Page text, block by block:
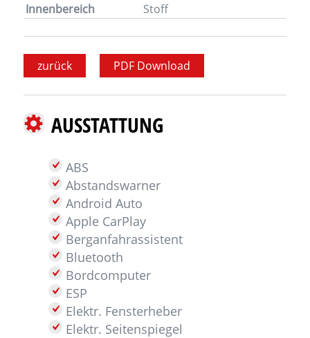
Innenbereich
Stoff
zurück PDF Download
AUSSTATTUNG
ABS
Abstandswarner
Android Auto
Apple CarPlay
Berganfahrassistent
Bluetooth
Bordcomputer
ESP
Elektr. Fensterheber
Elektr. Seitenspiegel